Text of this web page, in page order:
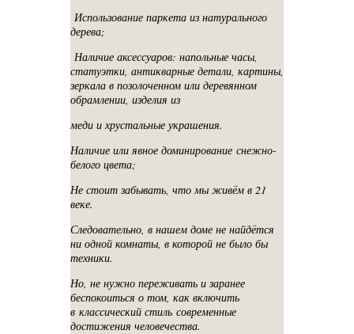
Использование паркета из натурального
дерева;
Наличие аксессуаров: напольные часы,
статуэтки, антикварные детали, картины,
зеркала в позолоченном или деревянном
обрамлении, изделия из
меди и хрустальные украшения.
Наличие или явное доминирование снежно-
белого цвета;
Не стоит забывать, что мы живём в 21
веке.
Следовательно, в нашем доме не найдётся
ни одной комнаты, в которой не было бы
техники.
Но, не нужно переживать и заранее
беспокоиться о том, как включить
в классический стиль современные
достижения человечества.